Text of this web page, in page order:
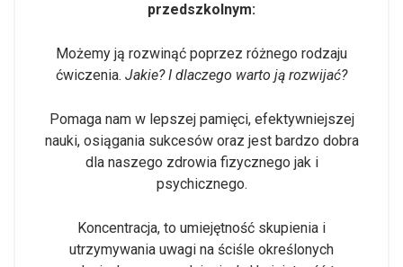
przedszkolnym:
Możemy ją rozwinąć poprzez różnego rodzaju
ćwiczenia. Jakie? I dlaczego warto ją rozwijać?
Pomaga nam w lepszej pamięci, efektywniejszej
nauki, osiągania sukcesów oraz jest bardzo dobra
dla naszego zdrowia fizycznego jak i
psychicznego.
Koncentracja, to umiejętność skupienia i
utrzymywania uwagi na ściśle określonych